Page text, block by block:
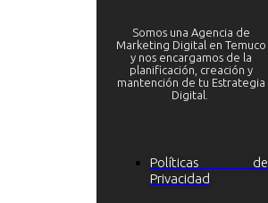
Somos una Agencia de
Marketing Digital en Temuco
y nos encargamos de la
planificación, creación y
mantención de tu Estrategia
Digital.
Políticas de
Privacidad